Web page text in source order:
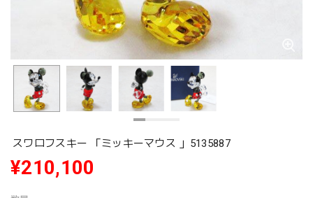
スワロフスキー 「ミッキーマウス 」5135887
¥210,100